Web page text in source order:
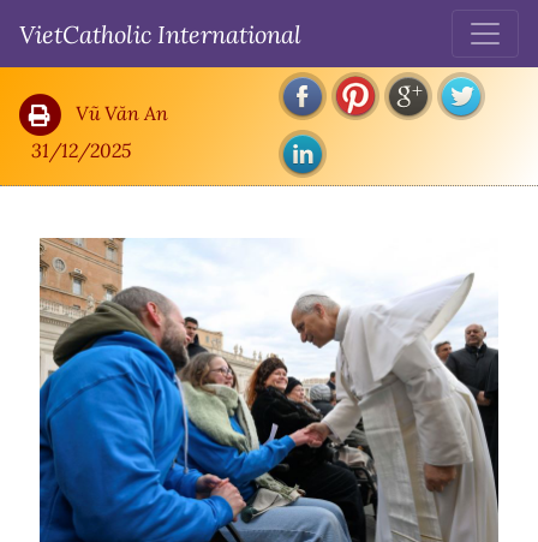
VietCatholic International
Đức Giáo Hoàng Leo XIV kết thúc năm 2025 bằng lời kêu gọi các tín hữu
Công Giáo tự xét lương tâm và phó thác năm mới cho Chúa.
Vũ Văn An
31/12/2025